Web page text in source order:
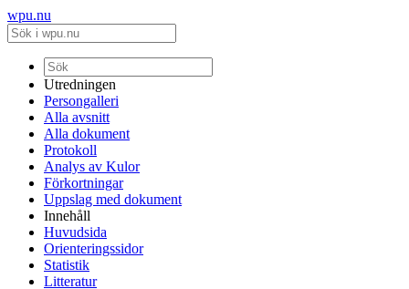
wpu.nu
Utredningen
Persongalleri
Alla avsnitt
Alla dokument
Protokoll
Analys av Kulor
Förkortningar
Uppslag med dokument
Innehåll
Huvudsida
Orienteringssidor
Statistik
Litteratur